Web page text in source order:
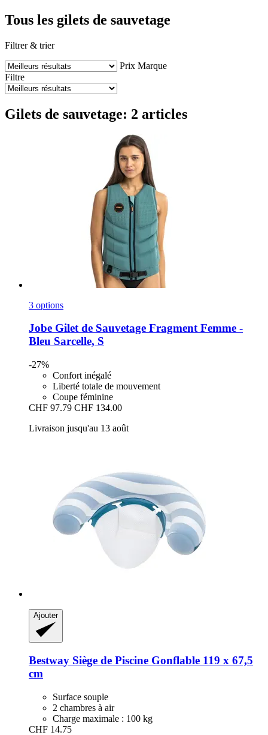
Tous les gilets de sauvetage
Filtrer & trier
Prix Marque
Filtre
Gilets de sauvetage: 2 articles
3 options
Jobe Gilet de Sauvetage Fragment Femme -​
Bleu Sarcelle, S
-27%
Confort inégalé
Liberté totale de mouvement
Coupe féminine
CHF 97.79 CHF 134.00
Livraison jusqu'au 13 août
Ajouter
Bestway Siège de Piscine Gonflable 119 x 67,5
cm
Surface souple
2 chambres à air
Charge maximale : 100 kg
CHF 14.75